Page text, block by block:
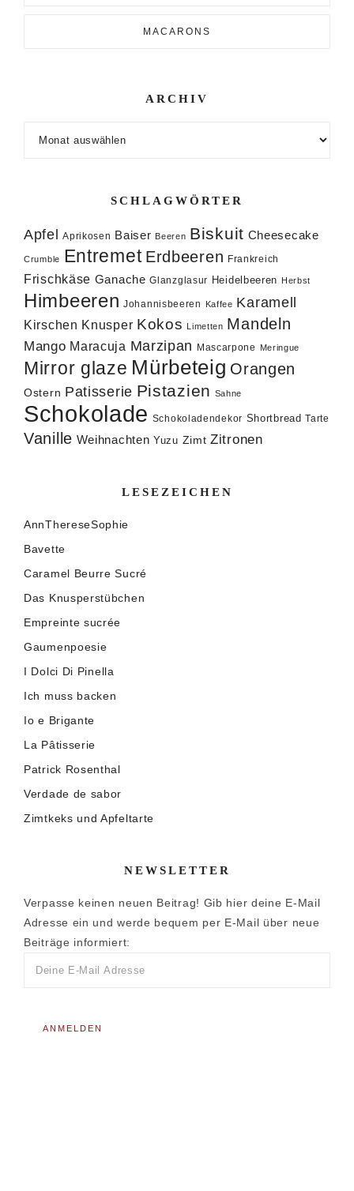
MACARONS
ARCHIV
SCHLAGWÖRTER
Apfel Aprikosen Baiser Beeren Biskuit Cheesecake
Crumble Entremet Erdbeeren Frankreich
Frischkäse Ganache Glanzglasur Heidelbeeren Herbst
Himbeeren Johannisbeeren Kaffee Karamell
Kirschen Knusper Kokos Limetten Mandeln
Mango Maracuja Marzipan Mascarpone Meringue
Mirror glaze Mürbeteig Orangen
Ostern Patisserie Pistazien Sahne
Schokolade Schokoladendekor Shortbread Tarte
Vanille Weihnachten Yuzu Zimt Zitronen
LESEZEICHEN
AnnThereseSophie
Bavette
Caramel Beurre Sucré
Das Knusperstübchen
Empreinte sucrée
Gaumenpoesie
I Dolci Di Pinella
Ich muss backen
Io e Brigante
La Pâtisserie
Patrick Rosenthal
Verdade de sabor
Zimtkeks und Apfeltarte
NEWSLETTER
Verpasse keinen neuen Beitrag! Gib hier deine E-Mail
Adresse ein und werde bequem per E-Mail über neue
Beiträge informiert: